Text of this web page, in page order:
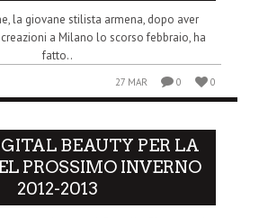
la giovane stilista armena, dopo aver
a Milano lo scorso febbraio, ha
fatto..
27 MAR 0 0
BEAUTY PER LA
PROSSIMO INVERNO
2012-2013